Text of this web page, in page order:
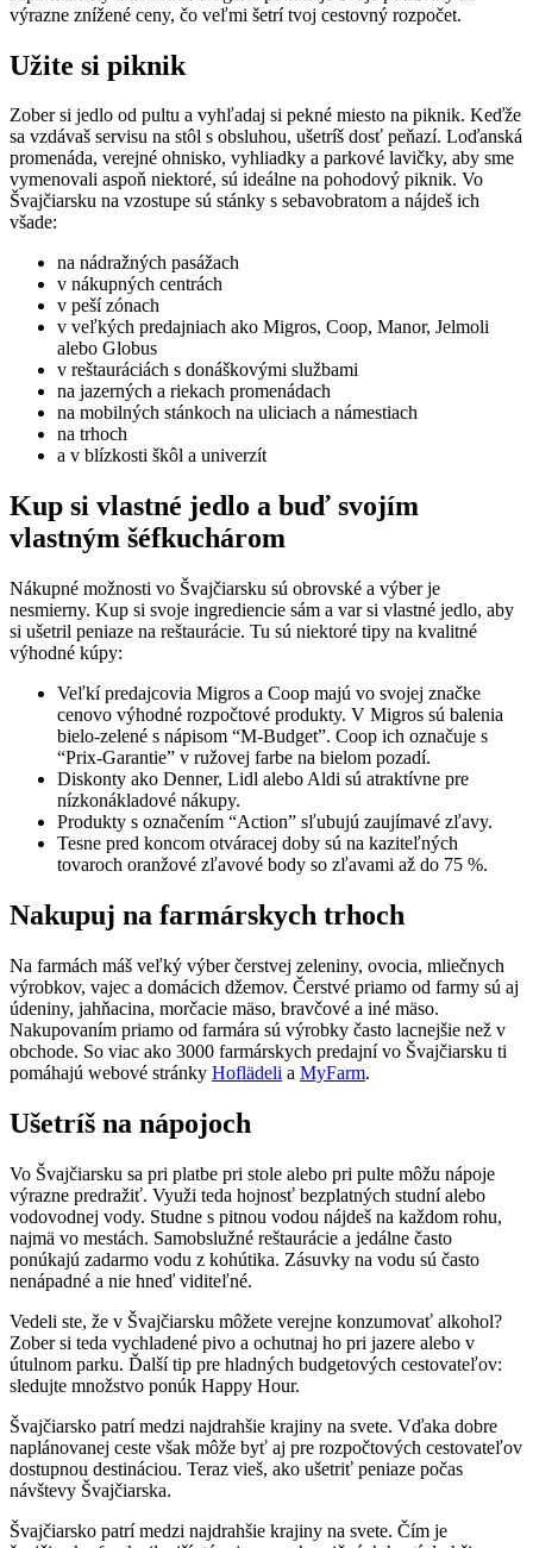
výrazne znížené ceny, čo veľmi šetrí tvoj cestovný rozpočet.
Užite si piknik
Zober si jedlo od pultu a vyhľadaj si pekné miesto na piknik. Keďže
sa vzdávaš servisu na stôl s obsluhou, ušetríš dosť peňazí. Loďanská
promenáda, verejné ohnisko, vyhliadky a parkové lavičky, aby sme
vymenovali aspoň niektoré, sú ideálne na pohodový piknik. Vo
Švajčiarsku na vzostupe sú stánky s sebavobratom a nájdeš ich
všade:
na nádražných pasážach
v nákupných centrách
v peší zónach
v veľkých predajniach ako Migros, Coop, Manor, Jelmoli
alebo Globus
v reštauráciách s donáškovými službami
na jazerných a riekach promenádach
na mobilných stánkoch na uliciach a námestiach
na trhoch
a v blízkosti škôl a univerzít
Kup si vlastné jedlo a buď svojím
vlastným šéfkuchárom
Nákupné možnosti vo Švajčiarsku sú obrovské a výber je
nesmierny. Kup si svoje ingrediencie sám a var si vlastné jedlo, aby
si ušetril peniaze na reštaurácie. Tu sú niektoré tipy na kvalitné
výhodné kúpy:
Veľkí predajcovia Migros a Coop majú vo svojej značke
cenovo výhodné rozpočtové produkty. V Migros sú balenia
bielo-zelené s nápisom “M-Budget”. Coop ich označuje s
“Prix-Garantie” v ružovej farbe na bielom pozadí.
Diskonty ako Denner, Lidl alebo Aldi sú atraktívne pre
nízkonákladové nákupy.
Produkty s označením “Action” sľubujú zaujímavé zľavy.
Tesne pred koncom otváracej doby sú na kaziteľných
tovaroch oranžové zľavové body so zľavami až do 75 %.
Nakupuj na farmárskych trhoch
Na farmách máš veľký výber čerstvej zeleniny, ovocia, mliečnych
výrobkov, vajec a domácich džemov. Čerstvé priamo od farmy sú aj
údeniny, jahňacina, morčacie mäso, bravčové a iné mäso.
Nakupovaním priamo od farmára sú výrobky často lacnejšie než v
obchode. So viac ako 3000 farmárskych predajní vo Švajčiarsku ti
pomáhajú webové stránky Hoflädeli a MyFarm.
Ušetríš na nápojoch
Vo Švajčiarsku sa pri platbe pri stole alebo pri pulte môžu nápoje
výrazne predražiť. Využi teda hojnosť bezplatných studní alebo
vodovodnej vody. Studne s pitnou vodou nájdeš na každom rohu,
najmä vo mestách. Samobslužné reštaurácie a jedálne často
ponúkajú zadarmo vodu z kohútika. Zásuvky na vodu sú často
nenápadné a nie hneď viditeľné.
Vedeli ste, že v Švajčiarsku môžete verejne konzumovať alkohol?
Zober si teda vychladené pivo a ochutnaj ho pri jazere alebo v
útulnom parku. Ďalší tip pre hladných budgetových cestovateľov:
sledujte množstvo ponúk Happy Hour.
Švajčiarsko patrí medzi najdrahšie krajiny na svete. Vďaka dobre
naplánovanej ceste však môže byť aj pre rozpočtových cestovateľov
dostupnou destináciou. Teraz vieš, ako ušetriť peniaze počas
návštevy Švajčiarska.
Švajčiarsko patrí medzi najdrahšie krajiny na svete. Čím je